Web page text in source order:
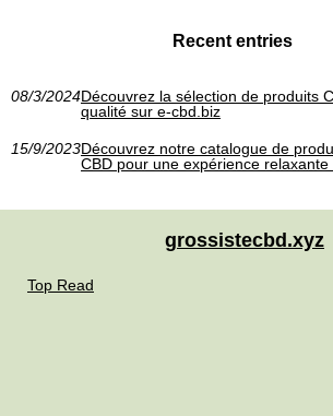
Recent entries
08/3/2024Découvrez la sélection de produits
qualité sur e-cbd.biz
15/9/2023Découvrez notre catalogue de
CBD pour une expérience relaxante
grossistecbd.xyz
Top Read